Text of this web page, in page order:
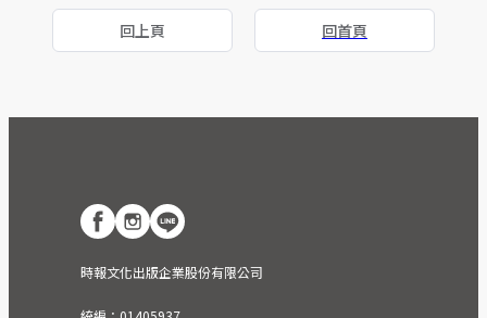
回上頁 回首頁
時報文化出版企業股份有限公司